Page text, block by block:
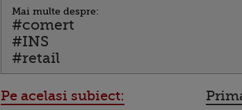
Mai multe despre:
#comert
#INS
#retail
Pe acelasi subiect: